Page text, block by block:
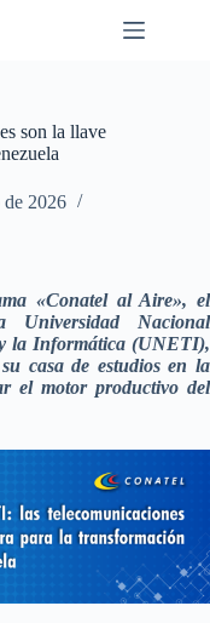
son la llave
de 2026
«Conatel al Aire», el
Nacional
la Informática (UNETI),
casa de estudios en la
el motor productivo del